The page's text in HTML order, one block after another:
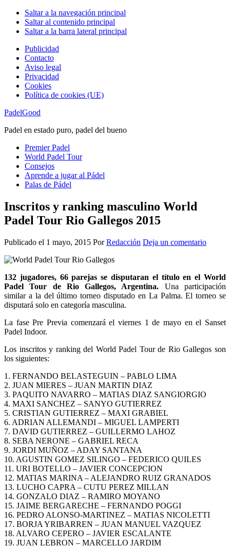
Saltar a la navegación principal
Saltar al contenido principal
Saltar a la barra lateral principal
Publicidad
Contacto
Aviso legal
Privacidad
Cookies
Política de cookies (UE)
PadelGood
Padel en estado puro, padel del bueno
Premier Padel
World Padel Tour
Consejos
Aprende a jugar al Pádel
Palas de Pádel
Inscritos y ranking masculino World
Padel Tour Rio Gallegos 2015
Publicado el 1 mayo, 2015 PorRedacción Deja un comentario
132 jugadores, 66 parejas se disputaran el título en el World
Padel Tour de Rio Gallegos, Argentina. Una participación
similar a la del último torneo disputado en La Palma. El torneo se
disputará solo en categoría masculina.
La fase Pre Previa comenzará el viernes 1 de mayo en el Sanset
Padel Indoor.
Los inscritos y ranking del World Padel Tour de Rio Gallegos son
los siguientes:
1. FERNANDO BELASTEGUIN – PABLO LIMA
2. JUAN MIERES – JUAN MARTIN DIAZ
3. PAQUITO NAVARRO – MATIAS DIAZ SANGIORGIO
4. MAXI SANCHEZ – SANYO GUTIERREZ
5. CRISTIAN GUTIERREZ – MAXI GRABIEL
6. ADRIAN ALLEMANDI – MIGUEL LAMPERTI
7. DAVID GUTIERREZ – GUILLERMO LAHOZ
8. SEBA NERONE – GABRIEL RECA
9. JORDI MUÑOZ – ADAY SANTANA
10. AGUSTIN GOMEZ SILINGO – FEDERICO QUILES
11. URI BOTELLO – JAVIER CONCEPCION
12. MATIAS MARINA – ALEJANDRO RUIZ GRANADOS
13. LUCHO CAPRA – CUTU PEREZ MILLAN
14. GONZALO DIAZ – RAMIRO MOYANO
15. JAIME BERGARECHE – FERNANDO POGGI
16. PEDRO ALONSO-MARTINEZ – MATIAS NICOLETTI
17. BORJA YRIBARREN – JUAN MANUEL VAZQUEZ
18. ALVARO CEPERO – JAVIER ESCALANTE
19. JUAN LEBRON – MARCELLO JARDIM